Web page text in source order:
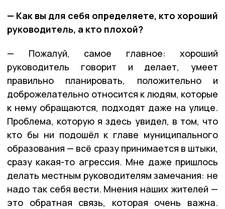
— Как вы для себя определяете, кто хороший
руководитель, а кто плохой?
— Пожалуй, самое главное: хороший
руководитель говорит и делает, умеет
правильно планировать, положительно и
доброжелательно относится к людям, которые
к нему обращаются, подходят даже на улице.
Проблема, которую я здесь увидел, в том, что
кто бы ни подошёл к главе муниципального
образования — всё сразу принимается в штыки,
сразу какая-то агрессия. Мне даже пришлось
делать местным руководителям замечания: не
надо так себя вести. Мнения наших жителей —
это обратная связь, которая очень важна.